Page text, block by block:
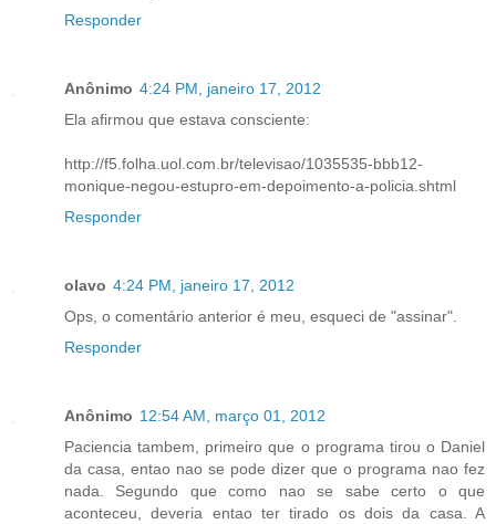
Responder
Anônimo 4:24 PM, janeiro 17, 2012
Ela afirmou que estava consciente:
http://f5.folha.uol.com.br/televisao/1035535-bbb12-
monique-negou-estupro-em-depoimento-a-policia.shtml
Responder
olavo 4:24 PM, janeiro 17, 2012
Ops, o comentário anterior é meu, esqueci de "assinar".
Responder
Anônimo 12:54 AM, março 01, 2012
Paciencia tambem, primeiro que o programa tirou o Daniel
da casa, entao nao se pode dizer que o programa nao fez
nada. Segundo que como nao se sabe certo o que
aconteceu, deveria entao ter tirado os dois da casa. A